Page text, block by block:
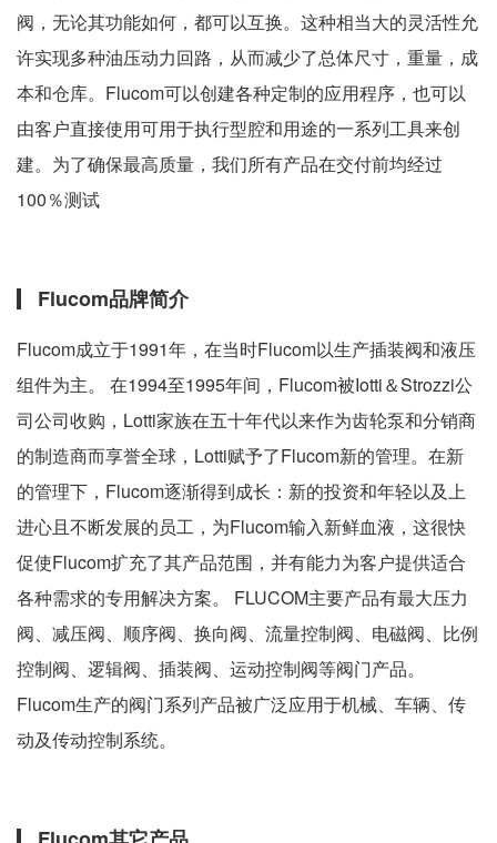
阀，无论其功能如何，都可以互换。这种相当大的灵活性允
许实现多种油压动力回路，从而减少了总体尺寸，重量，成
本和仓库。Flucom可以创建各种定制的应用程序，也可以
由客户直接使用可用于执行型腔和用途的一系列工具来创
建。为了确保最高质量，我们所有产品在交付前均经过
100％测试
Flucom品牌简介
Flucom成立于1991年，在当时Flucom以生产插装阀和液压
组件为主。 在1994至1995年间，Flucom被Iotti＆Strozzi公
司公司收购，Lotti家族在五十年代以来作为齿轮泵和分销商
的制造商而享誉全球，Lotti赋予了Flucom新的管理。在新
的管理下，Flucom逐渐得到成长：新的投资和年轻以及上
进心且不断发展的员工，为Flucom输入新鲜血液，这很快
促使Flucom扩充了其产品范围，并有能力为客户提供适合
各种需求的专用解决方案。 FLUCOM主要产品有最大压力
阀、减压阀、顺序阀、换向阀、流量控制阀、电磁阀、比例
控制阀、逻辑阀、插装阀、运动控制阀等阀门产品。
Flucom生产的阀门系列产品被广泛应用于机械、车辆、传
动及传动控制系统。